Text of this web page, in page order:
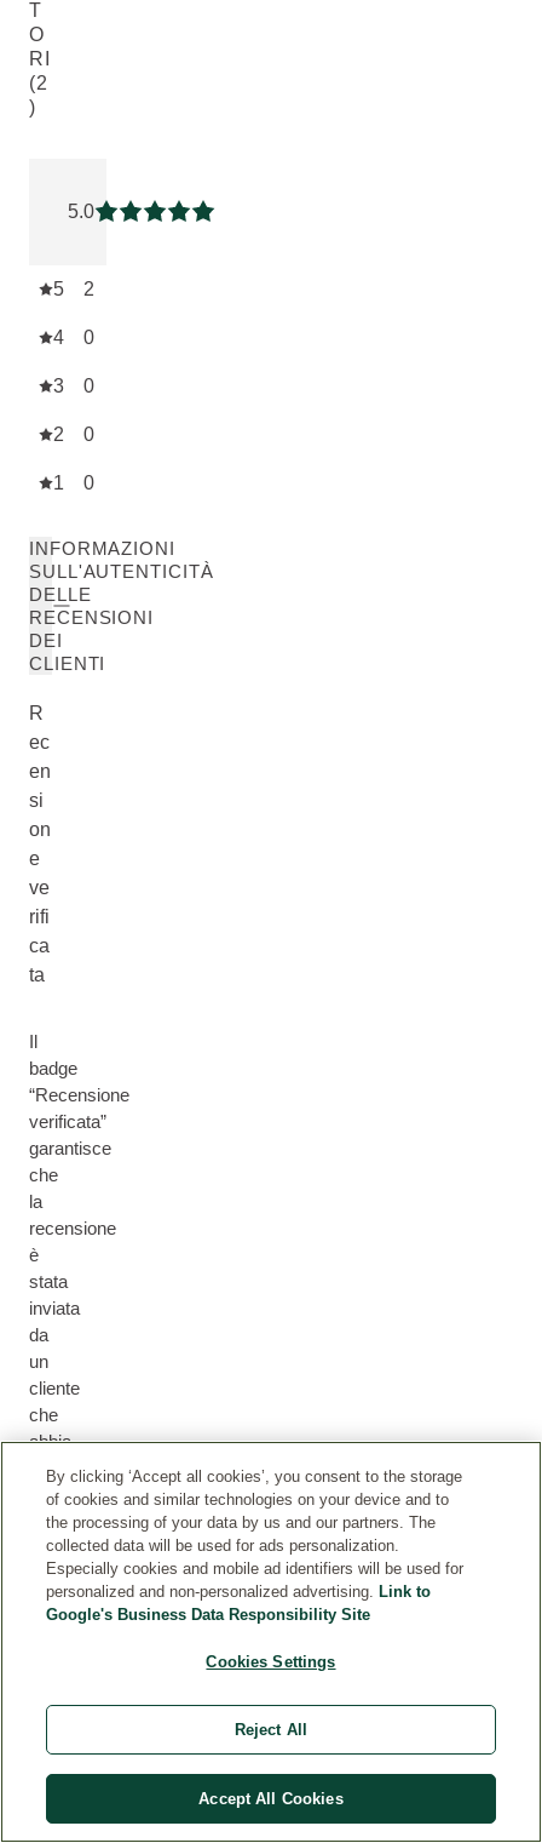
T
O
RI
(2
)
5.0
Valutazione attuale: 5 su 5 stelle
5 2
4 0
3 0
2 0
1 0
INFORMAZIONI
SULL'AUTENTICITÀ
DELLE
RECENSIONI
DEI
CLIENTI
R
ec
en
si
on
e
ve
rifi
ca
ta
Il
badge
“Recensione
verificata”
garantisce
che
la
recensione
è
stata
inviata
da
un
cliente
che
abbia
effettivamente
acquistato
prodotto
tramite
abbia
By clicking ‘Accept all cookies’, you consent to the storage
of cookies and similar technologies on your device and to
the processing of your data by us and our partners. The
collected data will be used for ads personalization.
Especially cookies and mobile ad identifiers will be used for
personalized and non-personalized advertising. Link to
Google's Business Data Responsibility Site
Cookies Settings
Reject All
Accept All Cookies